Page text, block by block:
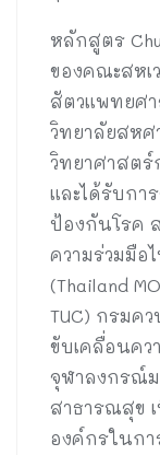
หลักสูตร
ของคณะสห
สัตวแพทยศ
วิทยาลัยสห
วิทยาศาสตร์
และได้รับก
ป้องกันโรค
ความร่วมมือ
(Thailand
TUC) กรมค
ขับเคลื่อนคว
จุฬาลงกรณ์ม
สาธารณสุข
องค์กรในก